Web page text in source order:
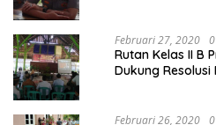
Februari 27, 2020
Rutan Kelas II B
Dukung
Februari 26, 2020